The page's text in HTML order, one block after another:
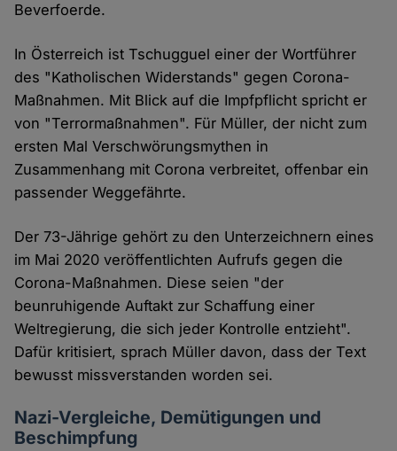
Beverfoerde.
In Österreich ist Tschugguel einer der Wortführer
des "Katholischen Widerstands" gegen Corona-
Maßnahmen. Mit Blick auf die Impfpflicht spricht er
von "Terrormaßnahmen". Für Müller, der nicht zum
ersten Mal Verschwörungsmythen in
Zusammenhang mit Corona verbreitet, offenbar ein
passender Weggefährte.
Der 73-Jährige gehört zu den Unterzeichnern eines
im Mai 2020 veröffentlichten Aufrufs gegen die
Corona-Maßnahmen. Diese seien "der
beunruhigende Auftakt zur Schaffung einer
Weltregierung, die sich jeder Kontrolle entzieht".
Dafür kritisiert, sprach Müller davon, dass der Text
bewusst missverstanden worden sei.
Nazi-Vergleiche, Demütigungen und
Beschimpfung